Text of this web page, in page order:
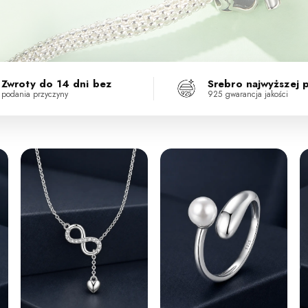
Zwroty do 14 dni bez
podania przyczyny
Srebro najwyższej
925 gwarancja jakości